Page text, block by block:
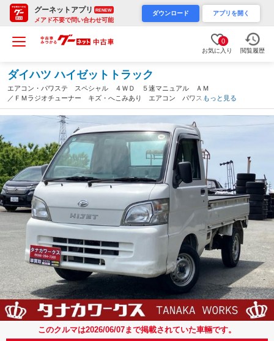
グーネットアプリ RENEW
メアド不要で問い合わせ可能
ダウンロード アプリを開く
0
お気に入り 閲覧履歴
ダイハツ ハイゼットトラック
エアコン・パワステ スペシャル ４ＷＤ ５速マニュアル ＡＭ
／ＦＭラジオチューナー キズ・へこみあり エアコン パワステ
（熊本県）
もっと見る
このクルマは2026/06/07まで掲載されていた車輛です。